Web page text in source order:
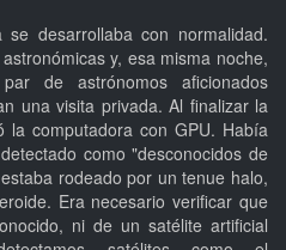
desarrollaba con normalidad.
y, esa misma noche,
de astrónomos aficionados
una visita privada. Al finalizar la
computadora con GPU. Había
como "desconocidos de
rodeado por un tenue halo,
Era necesario verificar que
ni de un satélite artificial